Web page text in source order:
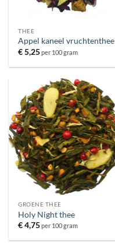
THEE
Appel kaneel vruchtenthee
€5,25per 100 gram
GROENE THEE
Holy Night thee
€4,75per 100 gram